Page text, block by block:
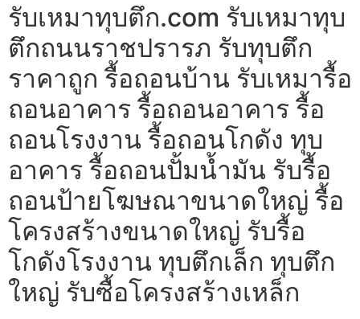
รับเหมาทุบตึก.com รับเหมาทุบ
ตึกถนนราชปรารภ รับทุบตึก
ราคาถูก รื้อถอนบ้าน รับเหมารื้อ
ถอนอาคาร รื้อถอนอาคาร รื้อ
ถอนโรงงาน รื้อถอนโกดัง ทุบ
อาคาร รื้อถอนปั้มน้ำมัน รับรื้อ
ถอนป้ายโฆษณาขนาดใหญ่ รื้อ
โครงสร้างขนาดใหญ่ รับรื้อ
โกดังโรงงาน ทุบตึกเล็ก ทุบตึก
ใหญ่ รับซื้อโครงสร้างเหล็ก